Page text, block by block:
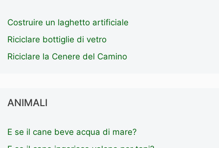
Costruire un laghetto artificiale
Riciclare bottiglie di vetro
Riciclare la Cenere del Camino
ANIMALI
E se il cane beve acqua di mare?